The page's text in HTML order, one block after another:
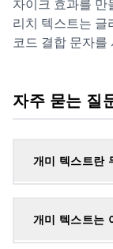
자이크 효과를 만
리치 텍스트는 글
코드 결합 문자를
자주 묻는 질
개미 텍스트란
개미 텍스트는